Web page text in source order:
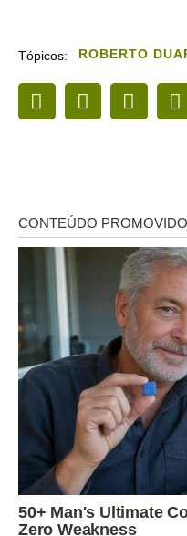
Tópicos: ROBERTO